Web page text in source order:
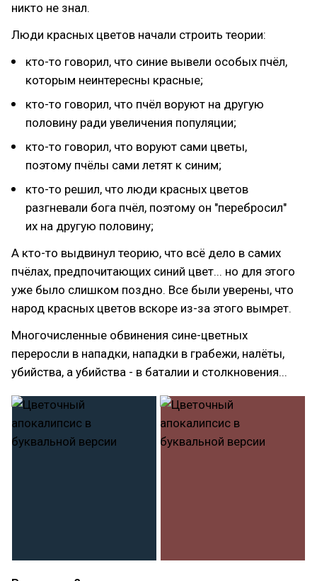
никто не знал.
Люди красных цветов начали строить теории:
кто-то говорил, что синие вывели особых пчёл,
которым неинтересны красные;
кто-то говорил, что пчёл воруют на другую
половину ради увеличения популяции;
кто-то говорил, что воруют сами цветы,
поэтому пчёлы сами летят к синим;
кто-то решил, что люди красных цветов
разгневали бога пчёл, поэтому он "перебросил"
их на другую половину;
А кто-то выдвинул теорию, что всё дело в самих
пчёлах, предпочитающих синий цвет... но для этого
уже было слишком поздно. Все были уверены, что
народ красных цветов вскоре из-за этого вымрет.
Многочисленные обвинения сине-цветных
переросли в нападки, нападки в грабежи, налёты,
убийства, а убийства - в баталии и столкновения...